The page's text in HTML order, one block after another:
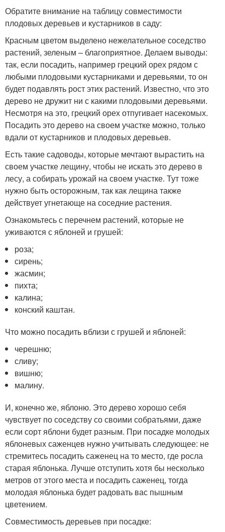
Обратите внимание на таблицу совместимости
плодовых деревьев и кустарников в саду:
Красным цветом выделено нежелательное соседство
растений, зеленым – благоприятное. Делаем выводы:
так, если посадить, например грецкий орех рядом с
любыми плодовыми кустарниками и деревьями, то он
будет подавлять рост этих растений. Известно, что это
дерево не дружит ни с какими плодовыми деревьями.
Несмотря на это, грецкий орех отпугивает насекомых.
Посадить это дерево на своем участке можно, только
вдали от кустарников и плодовых деревьев.
Есть такие садоводы, которые мечтают вырастить на
своем участке лещину, чтобы не искать это дерево в
лесу, а собирать урожай на своем участке. Тут тоже
нужно быть осторожным, так как лещина также
действует угнетающе на соседние растения.
Ознакомьтесь с перечнем растений, которые не
уживаются с яблоней и грушей:
роза;
сирень;
жасмин;
пихта;
калина;
конский каштан.
Что можно посадить вблизи с грушей и яблоней:
черешню;
сливу;
вишню;
малину.
И, конечно же, яблоню. Это дерево хорошо себя
чувствует по соседству со своими собратьями, даже
если сорт яблони будет разным. При посадке молодых
яблоневых саженцев нужно учитывать следующее: не
стремитесь посадить саженец на то место, где росла
старая яблонька. Лучше отступить хотя бы несколько
метров от этого места и посадить саженец, тогда
молодая яблонька будет радовать вас пышным
цветением.
Совместимость деревьев при посадке: